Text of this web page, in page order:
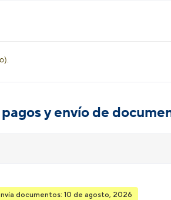
y envío de
documentos: 10 de agosto, 2026